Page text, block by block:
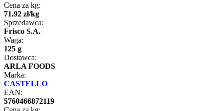
Cena za kg:
71,92 zł/kg
Sprzedawca:
Frisco S.A.
Waga:
125 g
Dostawca:
ARLA FOODS
Marka:
CASTELLO
EAN:
5760466872119